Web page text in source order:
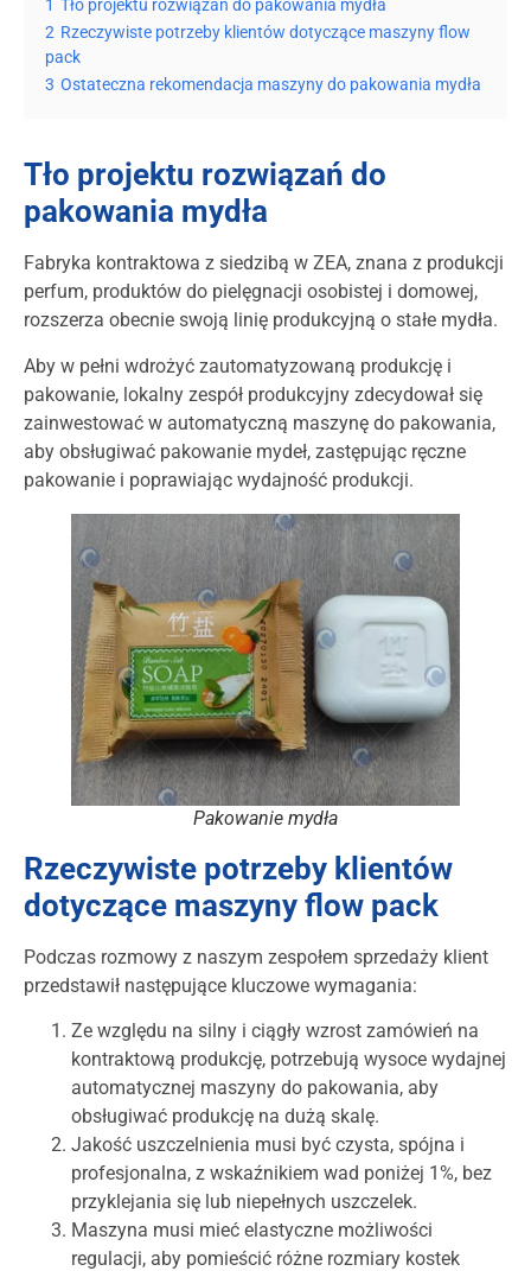
1 Tło projektu rozwiązań do pakowania mydła
2 Rzeczywiste potrzeby klientów dotyczące maszyny flow
pack
3 Ostateczna rekomendacja maszyny do pakowania mydła
Tło projektu rozwiązań do
pakowania mydła
Fabryka kontraktowa z siedzibą w ZEA, znana z produkcji
perfum, produktów do pielęgnacji osobistej i domowej,
rozszerza obecnie swoją linię produkcyjną o stałe mydła.
Aby w pełni wdrożyć zautomatyzowaną produkcję i
pakowanie, lokalny zespół produkcyjny zdecydował się
zainwestować w automatyczną maszynę do pakowania,
aby obsługiwać pakowanie mydeł, zastępując ręczne
pakowanie i poprawiając wydajność produkcji.
Pakowanie mydła
Rzeczywiste potrzeby klientów
dotyczące maszyny flow pack
Podczas rozmowy z naszym zespołem sprzedaży klient
przedstawił następujące kluczowe wymagania:
Ze względu na silny i ciągły wzrost zamówień na
kontraktową produkcję, potrzebują wysoce wydajnej
automatycznej maszyny do pakowania, aby
obsługiwać produkcję na dużą skalę.
Jakość uszczelnienia musi być czysta, spójna i
profesjonalna, z wskaźnikiem wad poniżej 1%, bez
przyklejania się lub niepełnych uszczelek.
Maszyna musi mieć elastyczne możliwości
regulacji, aby pomieścić różne rozmiary kostek